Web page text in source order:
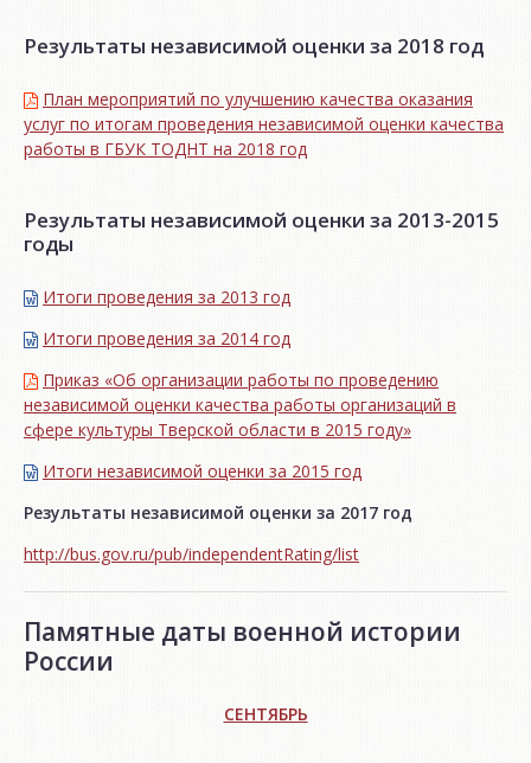
Результаты независимой оценки за 2018 год
План мероприятий по улучшению качества оказания
услуг по итогам проведения независимой оценки качества
работы в ГБУК ТОДНТ на 2018 год
Результаты независимой оценки за 2013-2015
годы
Итоги проведения за 2013 год
Итоги проведения за 2014 год
Приказ «Об организации работы по проведению
независимой оценки качества работы организаций в
сфере культуры Тверской области в 2015 году»
Итоги независимой oценки за 2015 год
Результаты независимой оценки за 2017 год
http://bus.gov.ru/pub/independentRating/list
Памятные даты военной истории
России
СЕНТЯБРЬ